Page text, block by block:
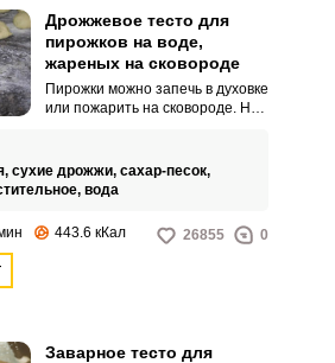
Дрожжевое тесто для
пирожков на воде,
жареных на сковороде
Пирожки можно запечь в духовке
или пожарить на сковороде. Но
хорошо подымается и подходит
для любой начинки.
сухие дрожжи, сахар-песок,
вода
443.6 кКал 26855 0
Заварное тесто для